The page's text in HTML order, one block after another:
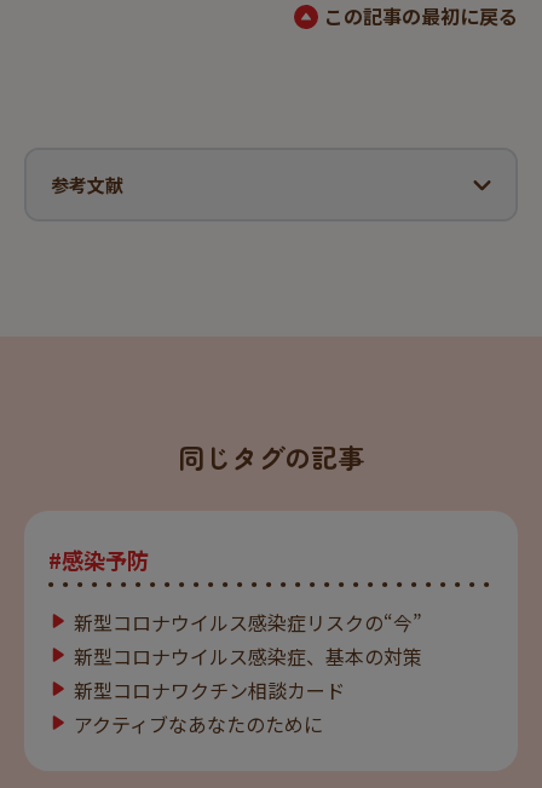
この記事の最初に戻る
参考文献
同じタグの記事
#感染予防
新型コロナウイルス感染症リスクの“今”
新型コロナウイルス感染症、基本の対策
新型コロナワクチン相談カード
アクティブなあなたのために